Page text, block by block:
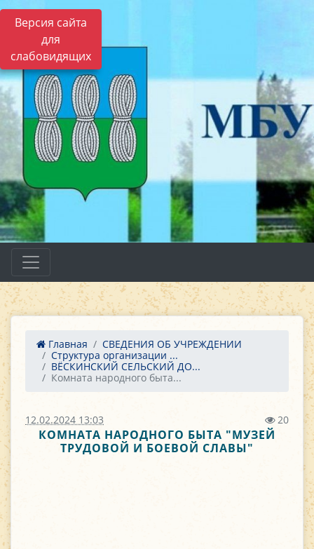
Версия сайта
для
слабовидящих
Главная
СВЕДЕНИЯ ОБ УЧРЕЖДЕНИИ
Структура организации ...
ВЁСКИНСКИЙ СЕЛЬСКИЙ ДО...
Комната народного быта...
12.02.2024 13:03 20
КОМНАТА НАРОДНОГО БЫТА "МУЗЕЙ
ТРУДОВОЙ И БОЕВОЙ СЛАВЫ"